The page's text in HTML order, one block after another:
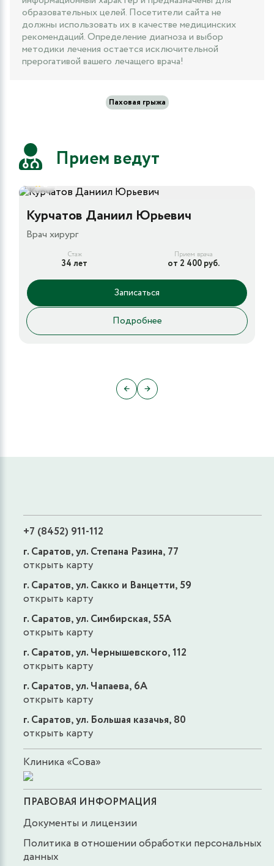
образовательных целей. Посетители сайта не
должны использовать их в качестве медицинских
рекомендаций. Определение диагноза и выбор
методики лечения остается исключительной
прерогативой вашего лечащего врача!
Паховая грыжа
Прием ведут
5
Курчатов Даниил Юрьевич
Врач хирург
Стаж
34 лет
Прием врача
от 2 400 руб.
Записаться
Подробнее
← →
+7 (8452) 911-112
г. Саратов, ул. Степана Разина, 77
открыть карту
г. Саратов, ул. Сакко и Ванцетти, 59
открыть карту
г. Саратов, ул. Симбирская, 55А
открыть карту
г. Саратов, ул. Чернышевского, 112
открыть карту
г. Саратов, ул. Чапаева, 6А
открыть карту
г. Саратов, ул. Большая казачья, 80
открыть карту
Клиника «Сова»
ПРАВОВАЯ ИНФОРМАЦИЯ
Документы и лицензии
Политика в отношении обработки персональных
данных